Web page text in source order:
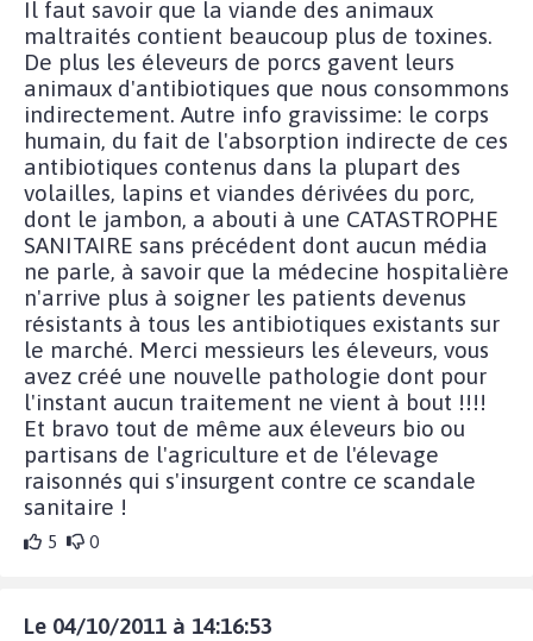
Il faut savoir que la viande des animaux
maltraités contient beaucoup plus de toxines.
De plus les éleveurs de porcs gavent leurs
animaux d'antibiotiques que nous consommons
indirectement. Autre info gravissime: le corps
humain, du fait de l'absorption indirecte de ces
antibiotiques contenus dans la plupart des
volailles, lapins et viandes dérivées du porc,
dont le jambon, a abouti à une CATASTROPHE
SANITAIRE sans précédent dont aucun média
ne parle, à savoir que la médecine hospitalière
n'arrive plus à soigner les patients devenus
résistants à tous les antibiotiques existants sur
le marché. Merci messieurs les éleveurs, vous
avez créé une nouvelle pathologie dont pour
l'instant aucun traitement ne vient à bout !!!!
Et bravo tout de même aux éleveurs bio ou
partisans de l'agriculture et de l'élevage
raisonnés qui s'insurgent contre ce scandale
sanitaire !
5 0
Le 04/10/2011 à 14:16:53